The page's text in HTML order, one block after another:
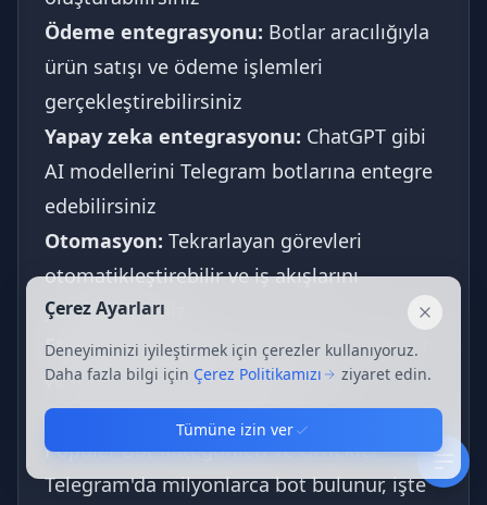
Ödeme entegrasyonu: Botlar aracılığıyla
ürün satışı ve ödeme işlemleri
gerçekleştirebilirsiniz
Yapay zeka entegrasyonu: ChatGPT gibi
AI modellerini Telegram botlarına entegre
edebilirsiniz
Otomasyon: Tekrarlayan görevleri
otomatikleştirebilir ve iş akışlarını
yönetebilirsiniz
Etkileşimli arayüzler:Düğmeler, menüler
ve formlar içeren zengin kullanıcı
arayüzleri oluşturabilirsiniz
Popüler Bot Kategorileri ve Örnekler
Telegram'da milyonlarca bot bulunur, işte
Çerez Ayarları Kapat
Deneyiminizi iyileştirmek için çerezler kullanıyoruz.
Daha fazla bilgi için Çerez Politikamızı ziyaret edin.
Tümüne izin ver